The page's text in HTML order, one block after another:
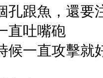
孔跟魚，還要
直吐嘴砲
候一直攻擊就